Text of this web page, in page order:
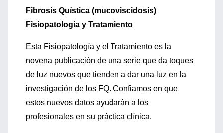
Fibrosis Quística (mucoviscidosis)
Fisiopatología y Tratamiento
Esta Fisiopatología y el Tratamiento es la
novena publicación de una serie que da toques
de luz nuevos que tienden a dar una luz en la
investigación de los FQ. Confiamos en que
estos nuevos datos ayudarán a los
profesionales en su práctica clínica.